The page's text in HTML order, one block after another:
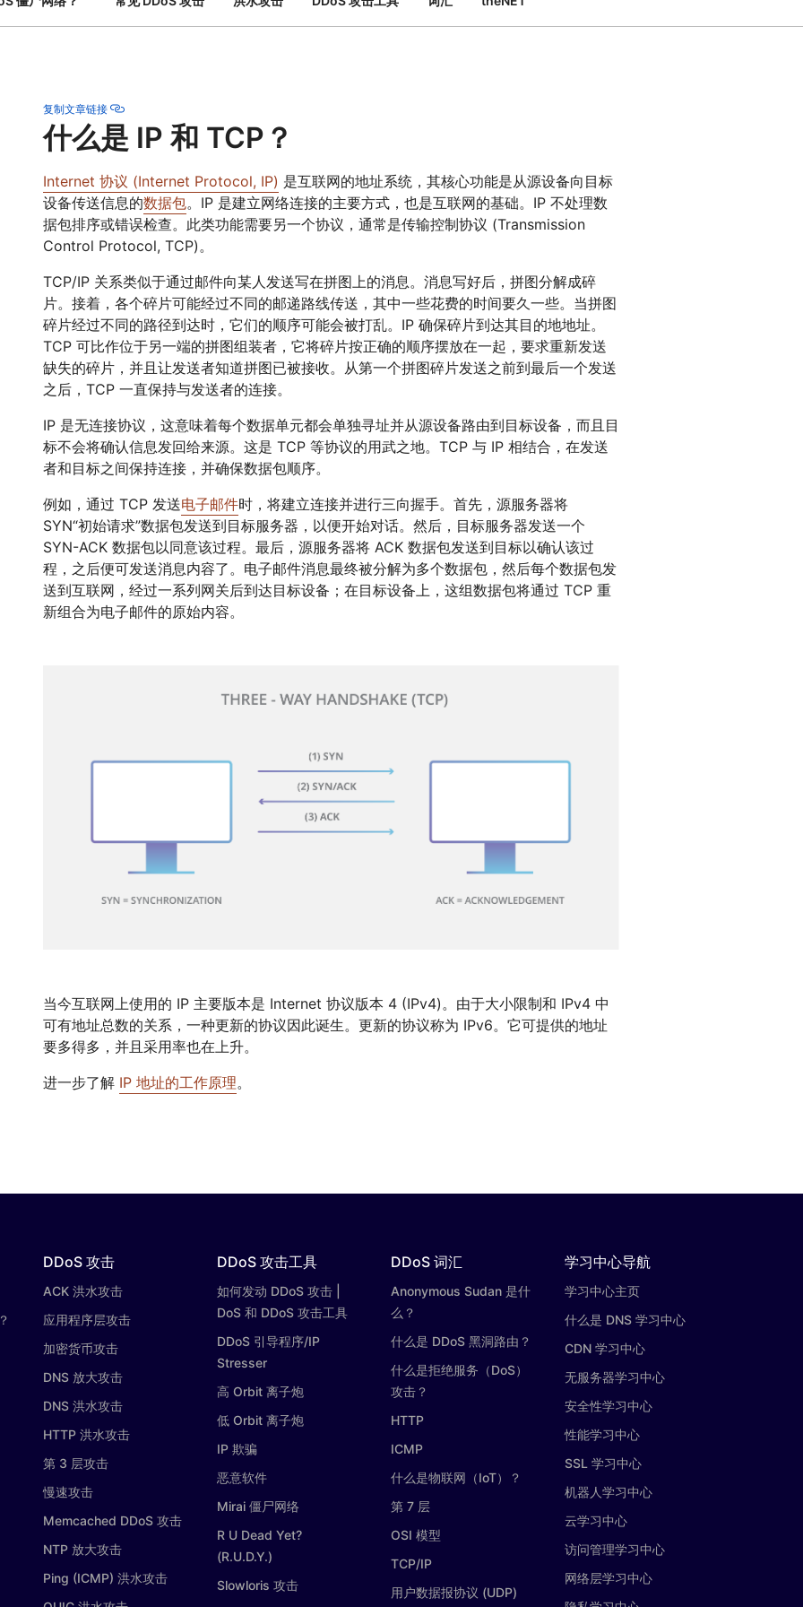
网络保护
后量子加密技术
保护数据并满足合规标准
复制文章链接
什么是 IP 和 TCP？
Internet 协议 (Internet Protocol, IP) 是互联网的地址系统，其核心功能是从源设备向目标
设备传送信息的数据包。IP 是建立网络连接的主要方式，也是互联网的基础。IP 不处理数
据包排序或错误检查。此类功能需要另一个协议，通常是传输控制协议 (Transmission
Control Protocol, TCP)。
TCP/IP 关系类似于通过邮件向某人发送写在拼图上的消息。消息写好后，拼图分解成碎
片。接着，各个碎片可能经过不同的邮递路线传送，其中一些花费的时间要久一些。当拼图
碎片经过不同的路径到达时，它们的顺序可能会被打乱。IP 确保碎片到达其目的地地址。
TCP 可比作位于另一端的拼图组装者，它将碎片按正确的顺序摆放在一起，要求重新发送
缺失的碎片，并且让发送者知道拼图已被接收。从第一个拼图碎片发送之前到最后一个发送
之后，TCP 一直保持与发送者的连接。
IP 是无连接协议，这意味着每个数据单元都会单独寻址并从源设备路由到目标设备，而且目
标不会将确认信息发回给来源。这是 TCP 等协议的用武之地。TCP 与 IP 相结合，在发送
者和目标之间保持连接，并确保数据包顺序。
例如，通过 TCP 发送电子邮件时，将建立连接并进行三向握手。首先，源服务器将
SYN“初始请求”数据包发送到目标服务器，以便开始对话。然后，目标服务器发送一个
SYN-ACK 数据包以同意该过程。最后，源服务器将 ACK 数据包发送到目标以确认该过
程，之后便可发送消息内容了。电子邮件消息最终被分解为多个数据包，然后每个数据包发
送到互联网，经过一系列网关后到达目标设备；在目标设备上，这组数据包将通过 TCP 重
新组合为电子邮件的原始内容。
当今互联网上使用的 IP 主要版本是 Internet 协议版本 4 (IPv4)。由于大小限制和 IPv4 中
可有地址总数的关系，一种更新的协议因此诞生。更新的协议称为 IPv6。它可提供的地址
要多得多，并且采用率也在上升。
进一步了解 IP 地址的工作原理。
DDoS 攻击
ACK 洪水攻击
应用程序层攻击
加密货币攻击
DNS 放大攻击
DNS 洪水攻击
HTTP 洪水攻击
第 3 层攻击
慢速攻击
Memcached DDoS 攻击
NTP 放大攻击
Ping (ICMP) 洪水攻击
DDoS 攻击工具
如何发动 DDoS 攻击 |
DoS 和 DDoS 攻击工具
DDoS 引导程序/IP
Stresser
高 Orbit 离子炮
低 Orbit 离子炮
IP 欺骗
恶意软件
Mirai 僵尸网络
R U Dead Yet?
(R.U.D.Y.)
Slowloris 攻击
DDoS 词汇
Anonymous Sudan 是什
么？
什么是 DDoS 黑洞路由？
什么是拒绝服务（DoS）
攻击？
HTTP
ICMP
什么是物联网（IoT）？
第 7 层
OSI 模型
TCP/IP
用户数据报协议 (UDP)
学习中心导航
学习中心主页
什么是 DNS 学习中心
CDN 学习中心
无服务器学习中心
安全性学习中心
性能学习中心
SSL 学习中心
机器人学习中心
云学习中心
访问管理学习中心
网络层学习中心